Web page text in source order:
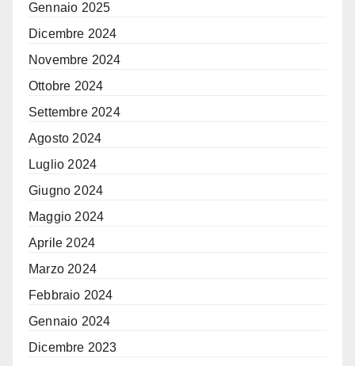
Gennaio 2025
Dicembre 2024
Novembre 2024
Ottobre 2024
Settembre 2024
Agosto 2024
Luglio 2024
Giugno 2024
Maggio 2024
Aprile 2024
Marzo 2024
Febbraio 2024
Gennaio 2024
Dicembre 2023